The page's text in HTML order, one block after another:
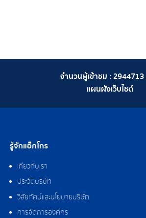
จำนวนผู้เข้าชม :2944713
แผนผังเว็บไซต์
รู้จักแอ็กโกร
เกี่ยวกับเรา
ประวัติบริษัท
วิสัยทัศน์และนโยบายบริษัท
การจัดการองค์กร